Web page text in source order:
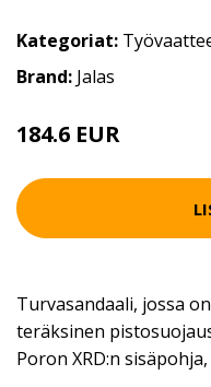
Kategoriat:
Brand: Jalas
184.6 EUR
Turvasandaali, jossa
teräksinen
Poron XRD:n